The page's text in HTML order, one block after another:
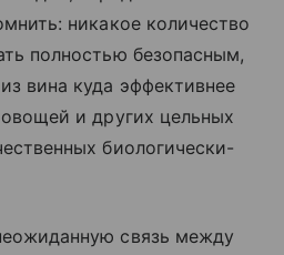
никакое количество
полностью безопасным,
вина куда эффективнее
и других цельных
биологически-
связь между